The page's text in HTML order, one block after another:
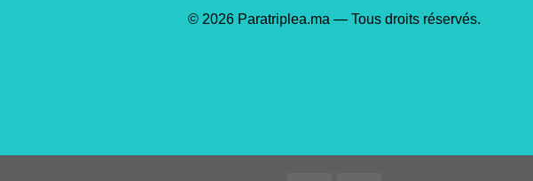
© 2026 Paratriplea.ma — Tous droits réservés.